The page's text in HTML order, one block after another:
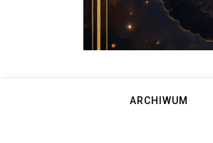
ARCHIWUM